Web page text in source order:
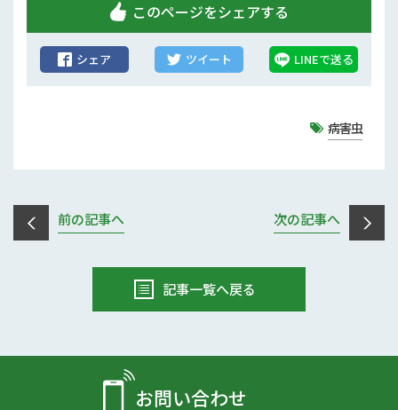
このページをシェアする
シェア ツイート LINEで送る
病害虫
前の記事へ 次の記事へ
記事一覧へ戻る
お問い合わせ